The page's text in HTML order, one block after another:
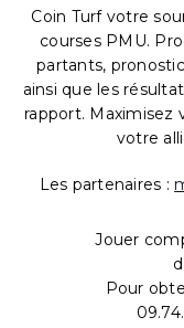
Coin Turf votre
courses PMU.
partants,
ainsi que les
rapport. Maximisez
votre
Les partenaires :
Jouer
Pour